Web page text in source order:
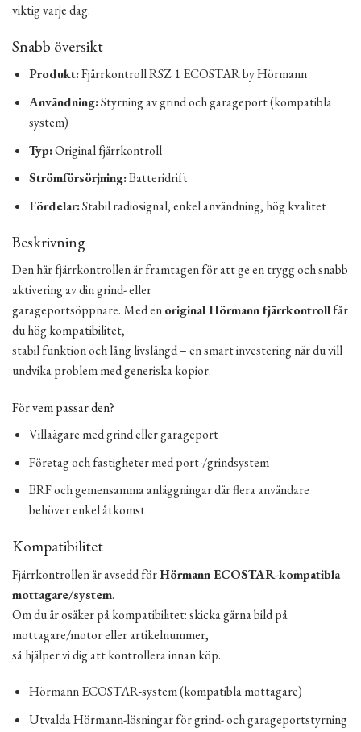
viktig varje dag.
Snabb översikt
Produkt:Fjärrkontroll RSZ 1 ECOSTAR by Hörmann
Användning:Styrning av grind och garageport (kompatibla
system)
Typ:Original fjärrkontroll
Strömförsörjning:Batteridrift
Fördelar:Stabil radiosignal, enkel användning, hög kvalitet
Beskrivning
Den här fjärrkontrollen är framtagen för att ge en trygg och snabb
aktivering av din grind- eller
garageportsöppnare. Med enoriginal Hörmann fjärrkontrollfår
du hög kompatibilitet,
stabil funktion och lång livslängd – en smart investering när du vill
undvika problem med generiska kopior.
För vem passar den?
Villaägare med grind eller garageport
Företag och fastigheter med port-/grindsystem
BRF och gemensamma anläggningar där flera användare
behöver enkel åtkomst
Kompatibilitet
Fjärrkontrollen är avsedd förHörmann ECOSTAR-kompatibla
mottagare/system.
Om du är osäker på kompatibilitet: skicka gärna bild på
mottagare/motor eller artikelnummer,
så hjälper vi dig att kontrollera innan köp.
Hörmann ECOSTAR-system (kompatibla mottagare)
Utvalda Hörmann-lösningar för grind- och garageportstyrning